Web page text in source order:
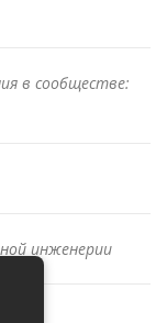
в сообществе:
инженерии